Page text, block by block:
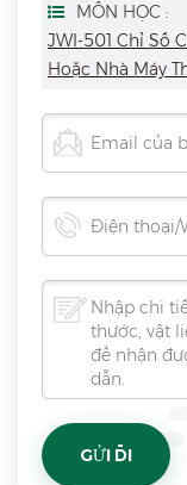
MÔN HỌC :
JWI-501 Chỉ Số
Hoặc Nhà Máy